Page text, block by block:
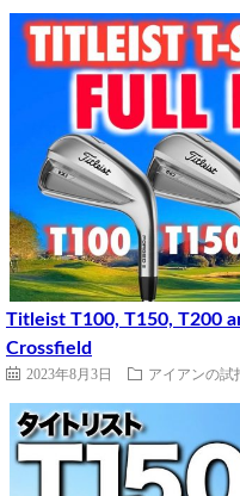
Titleist T100, T150, T200
Crossfield
2023年8月3日 アイアンの試